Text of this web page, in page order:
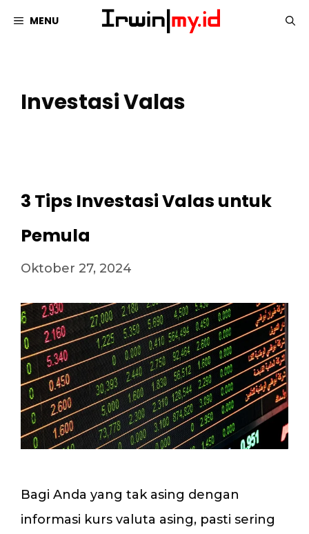
MENU
Investasi Valas
3 Tips Investasi Valas untuk
Pemula
Oktober 27, 2024
Bagi Anda yang tak asing dengan
informasi kurs valuta asing, pasti sering